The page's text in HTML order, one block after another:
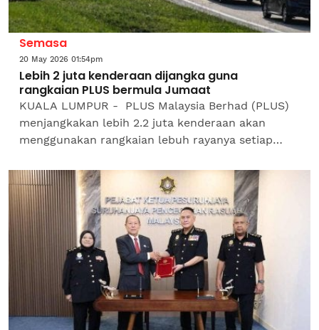
Semasa
20 May 2026 01:54pm
Lebih 2 juta kenderaan dijangka guna
rangkaian PLUS bermula Jumaat
KUALA LUMPUR - PLUS Malaysia Berhad (PLUS)
menjangkakan lebih 2.2 juta kenderaan akan
menggunakan rangkaian lebuh rayanya setiap
yang bermula Jumaat...